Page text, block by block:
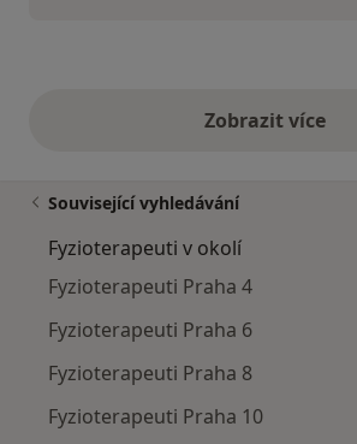
Zobrazit více
výše
Související vyhledávání
Fyzioterapeuti v okolí
Fyzioterapeuti Praha 4
Fyzioterapeuti Praha 6
Fyzioterapeuti Praha 8
Fyzioterapeuti Praha 10